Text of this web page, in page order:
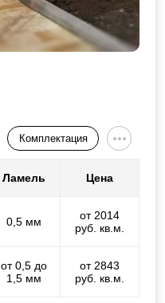
Комплектация
Ламель Цена
0,5 мм
от 2014
руб. кв.м.
от 0,5 до
1,5 мм
от 2843
руб. кв.м.